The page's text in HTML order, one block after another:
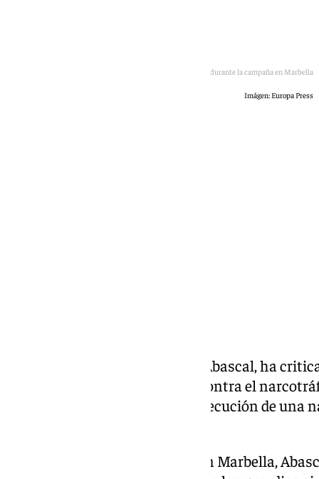
El presidente de Vox, Santiago Abascal, durante la campaña en Marbella
Imágen: Europa Press
El presidente de Vox, Santiago Abascal, ha
administraciones en la lucha contra el
guardias civiles durante la persecución de una
Durante un acto de campaña en Marbella,